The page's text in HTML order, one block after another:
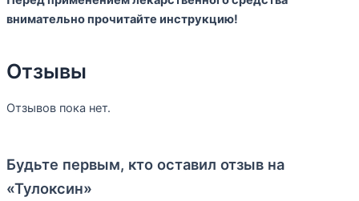
внимательно прочитайте инструкцию!
Отзывы
Отзывов пока нет.
Будьте первым, кто оставил отзыв на
«Тулоксин»